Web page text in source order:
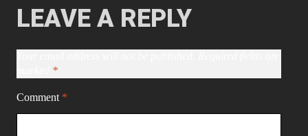
LEAVE A REPLY
*
Comment *